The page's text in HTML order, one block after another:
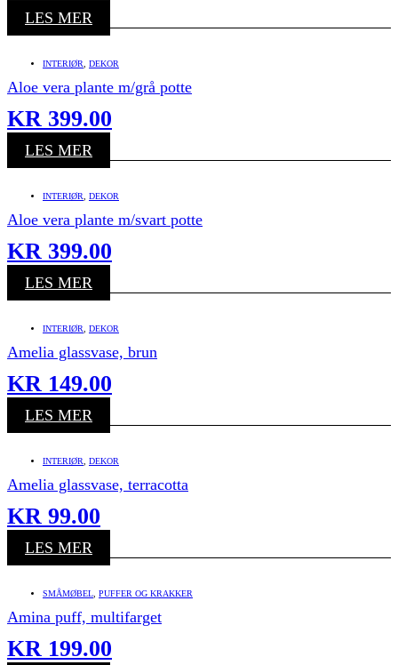
LES MER
INTERIØR DEKOR
Aloe vera plante m/grå potte
KR 399.00
LES MER
INTERIØR DEKOR
Aloe vera plante m/svart potte
KR 399.00
LES MER
INTERIØR DEKOR
Amelia glassvase, brun
KR 149.00
LES MER
INTERIØR DEKOR
Amelia glassvase, terracotta
KR 99.00
LES MER
SMÅMØBEL PUFFER OG KRAKKER
Amina puff, multifarget
KR 199.00